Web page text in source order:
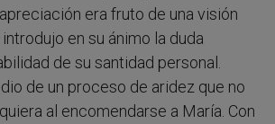
era fruto de una visión
en su ánimo la duda
de su santidad personal.
de un proceso de aridez que no
al encomendarse a María. Con